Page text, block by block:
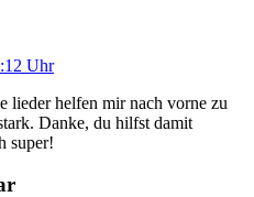
Uhr
lieder helfen mir nach vorne zu
Danke, du hilfst damit
super!